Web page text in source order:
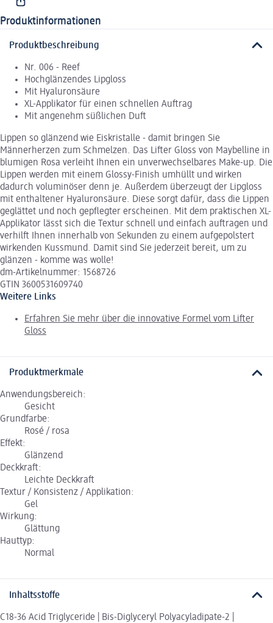
Produktinformationen
Produktbeschreibung
Nr. 006 - Reef
Hochglänzendes Lipgloss
Mit Hyaluronsäure
XL-Applikator für einen schnellen Auftrag
Mit angenehm süßlichen Duft
Lippen so glänzend wie Eiskristalle - damit bringen Sie
Männerherzen zum Schmelzen. Das Lifter Gloss von Maybelline in
blumigen Rosa verleiht Ihnen ein unverwechselbares Make-up. Die
Lippen werden mit einem Glossy-Finish umhüllt und wirken
dadurch voluminöser denn je. Außerdem überzeugt der Lipgloss
mit enthaltener Hyaluronsäure. Diese sorgt dafür, dass die Lippen
geglättet und noch gepflegter erscheinen. Mit dem praktischen XL-
Applikator lässt sich die Textur schnell und einfach auftragen und
verhilft Ihnen innerhalb von Sekunden zu einem aufgepolstert
wirkenden Kussmund. Damit sind Sie jederzeit bereit, um zu
glänzen - komme was wolle!
dm-Artikelnummer: 1568726
GTIN 3600531609740
Weitere Links
Erfahren Sie mehr über die innovative Formel vom Lifter
Gloss
Produktmerkmale
Anwendungsbereich:
Gesicht
Grundfarbe:
Rosé / rosa
Effekt:
Glänzend
Deckkraft:
Leichte Deckkraft
Textur / Konsistenz / Applikation:
Gel
Wirkung:
Glättung
Hauttyp:
Normal
Inhaltsstoffe
C18-36 Acid Triglyceride | Bis-Diglyceryl Polyacyladipate-2 |